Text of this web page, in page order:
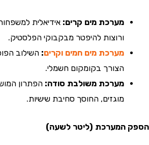
מערכת מים קרים:אידיאלית למשפחות
ורוצות להיפטר מבקבוקי הפלסטיק.
מערכת מים חמים וקרים:השילוב
הצורך בקומקום חשמלי.
מערכת משולבת סודה:הפתרון המושלם
מוגזים, החוסך סחיבת שישיות.
המערכת (ליטר לשעה)